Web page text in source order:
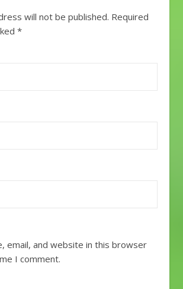
will not be published. Required
*
email, and website in this browser
I comment.